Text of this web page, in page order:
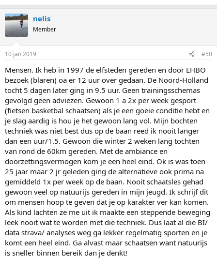
nelis
Member
10 jan 2019 #50
Mensen. Ik heb in 1997 de elfsteden gereden en door EHBO
bezoek (blaren) oa er 12 uur over gedaan. De Noord-Holland
tocht 5 dagen later ging in 9.5 uur. Geen trainingsschemas
gevolgd geen adviezen. Gewoon 1 a 2x per week gesport
(fietsen basketbal schaatsen) als je een goeie conditie hebt en
je slag aardig is hou je het gewoon lang vol. Mijn bochten
techniek was niet best dus op de baan reed ik nooit langer
dan een uur/1.5. Gewoon die winter 2 weken lang tochten
van rond de 60km gereden. Met de ambiance en
doorzettingsvermogen kom je een heel eind. Ok is was toen
25 jaar maar 2 jr geleden ging de alternatieve ook prima na
gemiddeld 1x per week op de baan. Nooit schaatsles gehad
gewoon veel op natuurijs gereden in mijn jeugd. Ik schrijf dit
om mensen hoop te geven dat je op karakter ver kan komen.
Als kind lachten ze me uit ik maakte een steppende beweging
leek nooit wat te worden met die techniek. Dus laat al die BI/
data strava/ analyses weg ga lekker regelmatig sporten en je
komt een heel eind. Ga alvast maar schaatsen want natuurijs
is sneller binnen bereik dan je denkt!